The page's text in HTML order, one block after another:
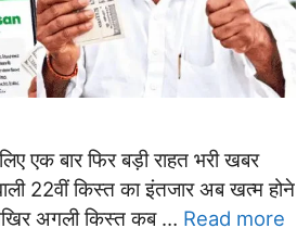
बार फिर बड़ी राहत भरी खबर
22वीं किस्त का इंतजार अब खत्म होने
अगली किस्त कब … Read more